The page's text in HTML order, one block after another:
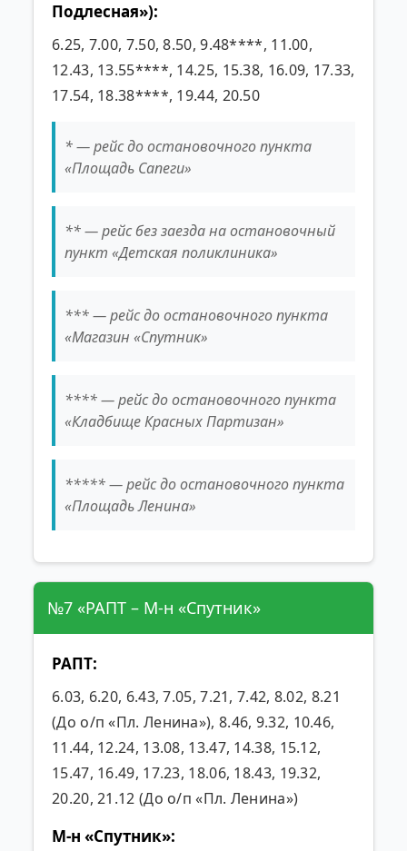
Подлесная»):
6.25, 7.00, 7.50, 8.50, 9.48****, 11.00,
12.43, 13.55****, 14.25, 15.38, 16.09, 17.33,
17.54, 18.38****, 19.44, 20.50
* — рейс до остановочного пункта
«Площадь Сапеги»
** — рейс без заезда на остановочный
пункт «Детская поликлиника»
*** — рейс до остановочного пункта
«Магазин «Спутник»
**** — рейс до остановочного пункта
«Кладбище Красных Партизан»
***** — рейс до остановочного пункта
«Площадь Ленина»
№7 «РАПТ – М-н «Спутник»
РАПТ:
6.03, 6.20, 6.43, 7.05, 7.21, 7.42, 8.02, 8.21
(До о/п «Пл. Ленина»), 8.46, 9.32, 10.46,
11.44, 12.24, 13.08, 13.47, 14.38, 15.12,
15.47, 16.49, 17.23, 18.06, 18.43, 19.32,
20.20, 21.12 (До о/п «Пл. Ленина»)
М-н «Спутник»: